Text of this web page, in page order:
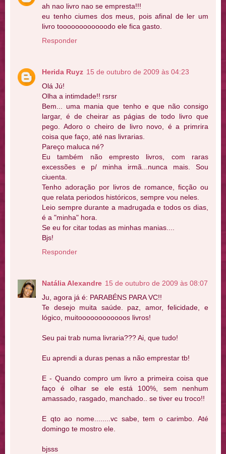
ah nao livro nao se empresta!!!
eu tenho ciumes dos meus, pois afinal de ler um
livro toooooooooooodo ele fica gasto.
Responder
Herida Ruyz 15 de outubro de 2009 às 04:23
Olá Jú!
Olha a intimdade!! rsrsr
Bem... uma mania que tenho e que não consigo
largar, é de cheirar as págias de todo livro que
pego. Adoro o cheiro de livro novo, é a primrira
coisa que faço, até nas livrarias.
Pareço maluca né?
Eu também não empresto livros, com raras
excessões e p/ minha irmã...nunca mais. Sou
ciuenta.
Tenho adoração por livros de romance, ficção ou
que relata periodos históricos, sempre vou neles.
Leio sempre durante a madrugada e todos os dias,
é a "minha" hora.
Se eu for citar todas as minhas manias....
Bjs!
Responder
Natália Alexandre 15 de outubro de 2009 às 08:07
Ju, agora já é: PARABÉNS PARA VC!!
Te desejo muita saúde. paz, amor, felicidade, e
lógico, muitoooooooooooos livros!
Seu pai trab numa livraria??? Ai, que tudo!
Eu aprendi a duras penas a não emprestar tb!
E - Quando compro um livro a primeira coisa que
faço é olhar se ele está 100%, sem nenhum
amassado, rasgado, manchado.. se tiver eu troco!!
E qto ao nome........vc sabe, tem o carimbo. Até
domingo te mostro ele.
bjsss